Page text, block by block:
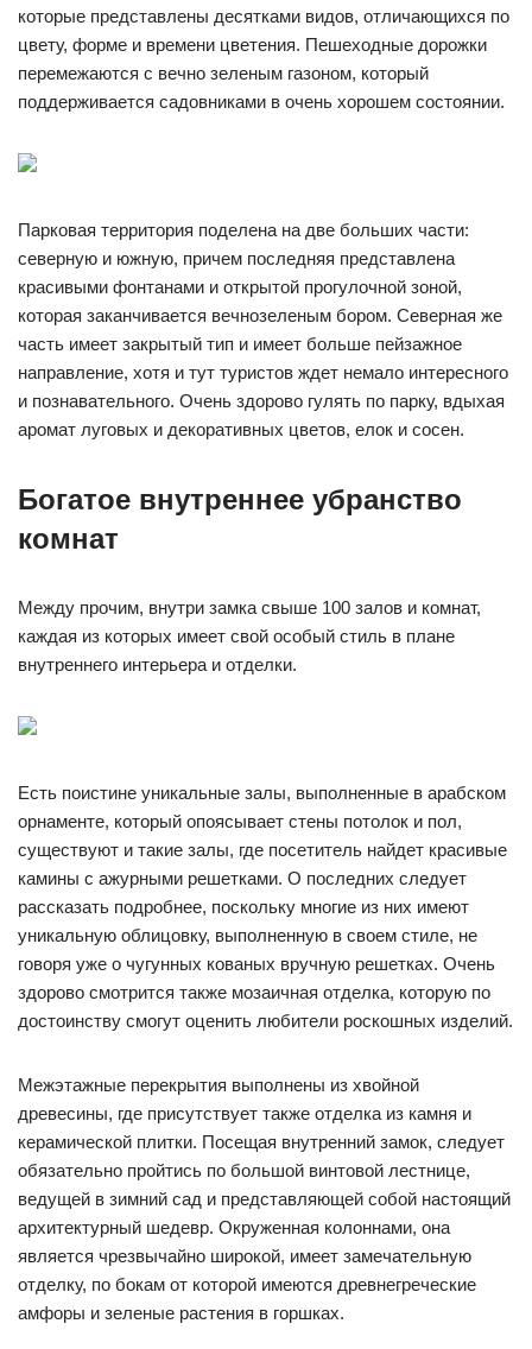
которые представлены десятками видов, отличающихся по
цвету, форме и времени цветения. Пешеходные дорожки
перемежаются с вечно зеленым газоном, который
поддерживается садовниками в очень хорошем состоянии.
Парковая территория поделена на две больших части:
северную и южную, причем последняя представлена
красивыми фонтанами и открытой прогулочной зоной,
которая заканчивается вечнозеленым бором. Северная же
часть имеет закрытый тип и имеет больше пейзажное
направление, хотя и тут туристов ждет немало интересного
и познавательного. Очень здорово гулять по парку, вдыхая
аромат луговых и декоративных цветов, елок и сосен.
Богатое внутреннее убранство
комнат
Между прочим, внутри замка свыше 100 залов и комнат,
каждая из которых имеет свой особый стиль в плане
внутреннего интерьера и отделки.
Есть поистине уникальные залы, выполненные в арабском
орнаменте, который опоясывает стены потолок и пол,
существуют и такие залы, где посетитель найдет красивые
камины с ажурными решетками. О последних следует
рассказать подробнее, поскольку многие из них имеют
уникальную облицовку, выполненную в своем стиле, не
говоря уже о чугунных кованых вручную решетках. Очень
здорово смотрится также мозаичная отделка, которую по
достоинству смогут оценить любители роскошных изделий.
Межэтажные перекрытия выполнены из хвойной
древесины, где присутствует также отделка из камня и
керамической плитки. Посещая внутренний замок, следует
обязательно пройтись по большой винтовой лестнице,
ведущей в зимний сад и представляющей собой настоящий
архитектурный шедевр. Окруженная колоннами, она
является чрезвычайно широкой, имеет замечательную
отделку, по бокам от которой имеются древнегреческие
амфоры и зеленые растения в горшках.